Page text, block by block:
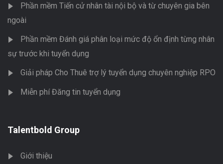
Phần mềm Tiến cử nhân tài nội bộ và từ chuyên gia bên
ngoài
Phần mềm Đánh giá phân loại mức độ ổn định từng nhân
sự trước khi tuyển dụng
Giải pháp Cho Thuê trợ lý tuyển dụng chuyên nghiệp RPO
Miễn phí Đăng tin tuyển dụng
Talentbold Group
Giới thiệu